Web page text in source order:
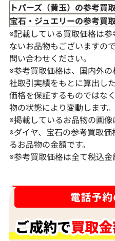
Pt･Pm900 トパーズ・ダイ
グ 6.108・0.70ct
参考買取価格
トパーズ（黄玉）の参考買
宝石・ジュエリーの参考買
※記載している買取価格は
ないお品物もございますの
問い合わせください。
※参考買取価格は、国内外
社取引実績をもとに算出し
価格を保証するものではな
物の状態により変動します。
※掲載しているお品物の画像
※ダイヤ、宝石の参考買取
るお品物の金額です。
※参考買取価格は全て税込金